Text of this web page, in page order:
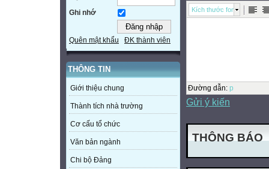
Ghi nhớ
Quên mật khẩu ĐK thành viên
THÔNG TIN
Giới thiệu chung
Thành tích nhà trường
Cơ cấu tổ chức
Văn bản ngành
Chi bộ Đảng
Kích thước font
Đường dẫn: p
Gửi ý kiến
THÔNG BÁO